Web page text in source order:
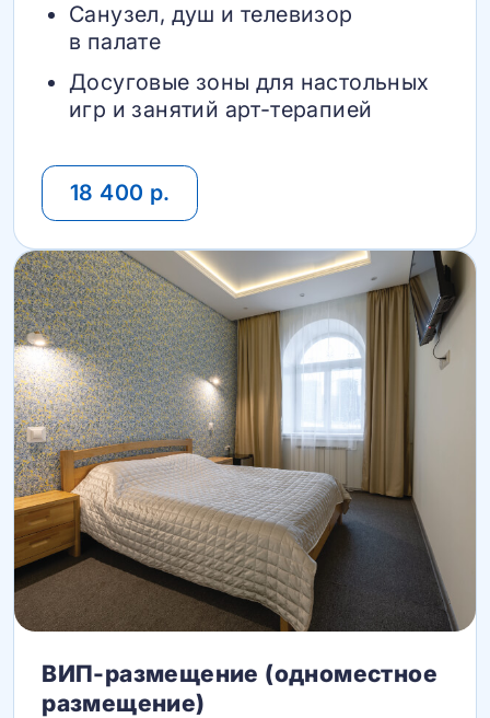
Санузел, душ и телевизор
в палате
Досуговые зоны для настольных
игр и занятий арт-терапией
18 400 р.
ВИП-размещение (одноместное
размещение)